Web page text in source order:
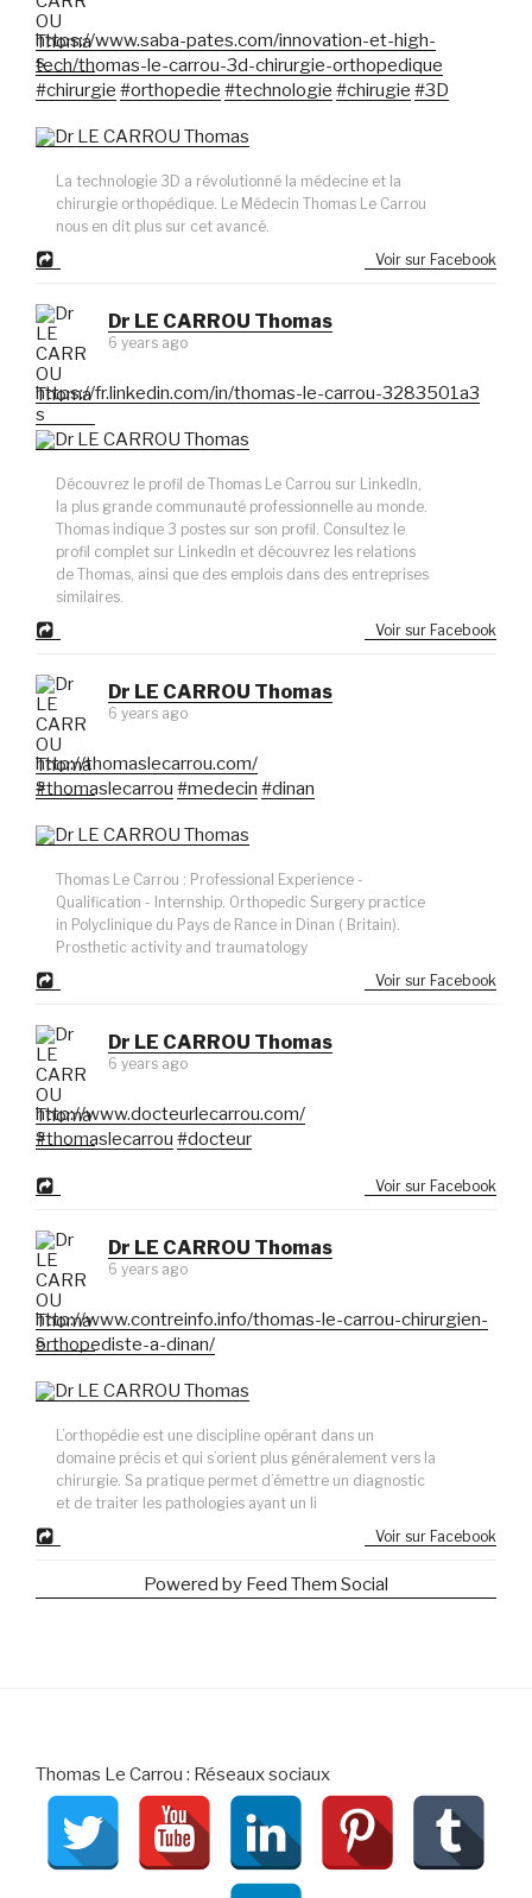
https://www.saba-pates.com/innovation-et-high-
tech/thomas-le-carrou-3d-chirurgie-orthopedique
#chirurgie #orthopedie #technologie #chirugie #3D
La technologie 3D a révolutionné la médecine et la
chirurgie orthopédique. Le Médecin Thomas Le Carrou
nous en dit plus sur cet avancé.
Voir sur Facebook
Dr LE CARROU Thomas
6 years ago
https://fr.linkedin.com/in/thomas-le-carrou-3283501a3
Découvrez le profil de Thomas Le Carrou sur LinkedIn,
la plus grande communauté professionnelle au monde.
Thomas indique 3 postes sur son profil. Consultez le
profil complet sur LinkedIn et découvrez les relations
de Thomas, ainsi que des emplois dans des entreprises
similaires.
Voir sur Facebook
Dr LE CARROU Thomas
6 years ago
http://thomaslecarrou.com/
#thomaslecarrou #medecin #dinan
Thomas Le Carrou : Professional Experience -
Qualification - Internship. Orthopedic Surgery practice
in Polyclinique du Pays de Rance in Dinan ( Britain).
Prosthetic activity and traumatology
Voir sur Facebook
Dr LE CARROU Thomas
6 years ago
http://www.docteurlecarrou.com/
#thomaslecarrou #docteur
Voir sur Facebook
Dr LE CARROU Thomas
6 years ago
http://www.contreinfo.info/thomas-le-carrou-chirurgien-
orthopediste-a-dinan/
L’orthopédie est une discipline opérant dans un
domaine précis et qui s’orient plus généralement vers la
chirurgie. Sa pratique permet d’émettre un diagnostic
et de traiter les pathologies ayant un li
Voir sur Facebook
Powered by Feed Them Social
Thomas Le Carrou : Réseaux sociaux